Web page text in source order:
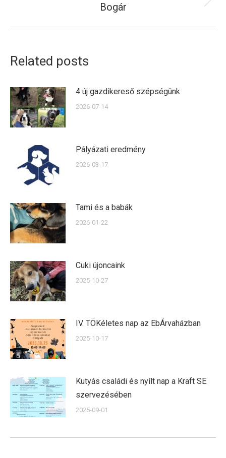
Next
Bogár
Related posts
4 új gazdikereső szépségünk
2026-07-14
Pályázati eredmény
2026-03-17
Tami és a babák
2026-01-22
Cuki újoncaink
2025-10-27
IV. TÖKéletes nap az EbÁrvaházban
2025-10-17
Kutyás családi és nyílt nap a Kraft SE
szervezésében
2025-09-01